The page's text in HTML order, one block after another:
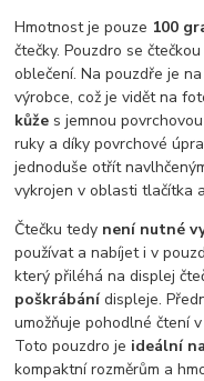
Hmotnost je pouze 100
čtečky. Pouzdro se
oblečení. Na pouzdře je
výrobce, což je vidět na
kůže s jemnou
ruky a díky povrchové
jednoduše otřít
vykrojen v oblasti tlačítka
Čtečku tedy není nutné
používat a nabíjet i v
který přiléhá na displej
poškrábánídispleje.
umožňuje pohodlné čtení
Toto pouzdro je ideální
kompaktní rozměrům a